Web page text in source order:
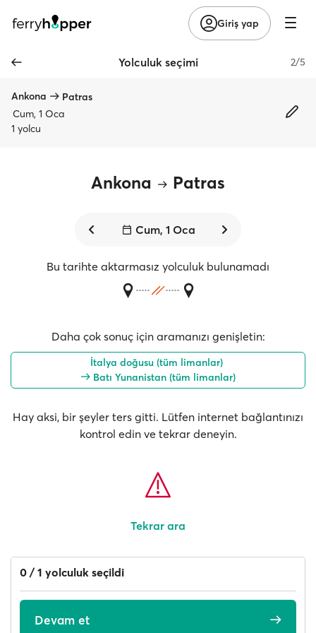
Giriş yap
Yolculuk seçimi 2/5
Ankona
Patras
Cum, 1 Oca
1 yolcu
Ankona Patras
Cum, 1 Oca
Bu tarihte aktarmasız yolculuk bulunamadı
Daha çok sonuç için aramanızı genişletin:
İtalya doğusu (tüm limanlar)
Batı Yunanistan (tüm limanlar)
Hay aksi, bir şeyler ters gitti. Lütfen internet bağlantınızı
kontrol edin ve tekrar deneyin.
Tekrar ara
0 / 1 yolculuk seçildi
Devam et